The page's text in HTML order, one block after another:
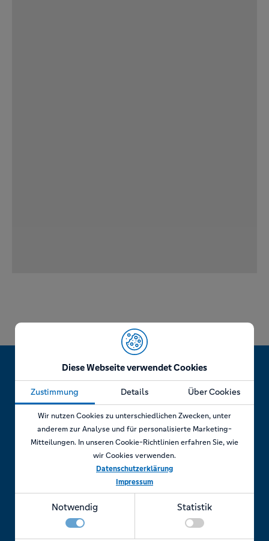
Diese Webseite verwendet Cookies
Zustimmung Details Über Cookies
Wir nutzen Cookies zu unterschiedlichen Zwecken, unter
anderem zur Analyse und für personalisierte Marketing-
Mitteilungen. In unseren Cookie-Richtlinien erfahren Sie, wie
wir Cookies verwenden.
Datenschutzerklärung
Impressum
Notwendig Statistik
Jetzt Termin vereinbaren!
Telefonisch
+49 7841 69 11880